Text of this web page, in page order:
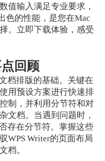
值输入满足专业要求，
色的性能，是您在Mac
。立即下载体验，感受
回顾
档排版的基础。关键在
用预设方案进行快速排
制，并利用分节符和对
文档。当遇到问题时，
存在分节符。掌握这些
WPS Writer的页面布局
档。